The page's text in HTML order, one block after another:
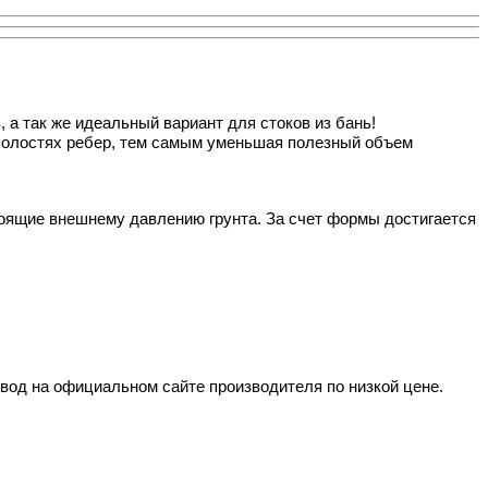
так же идеальный вариант для стоков из бань!
ребер, тем самым уменьшая полезный объем
внешнему давлению грунта. За счет формы достигается
на официальном сайте производителя по низкой цене.